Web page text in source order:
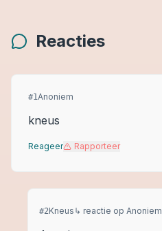
Reacties
#1Anoniem
kneus
Reageer Rapporteer
#2Kneus ↳ reactie op Anoniem